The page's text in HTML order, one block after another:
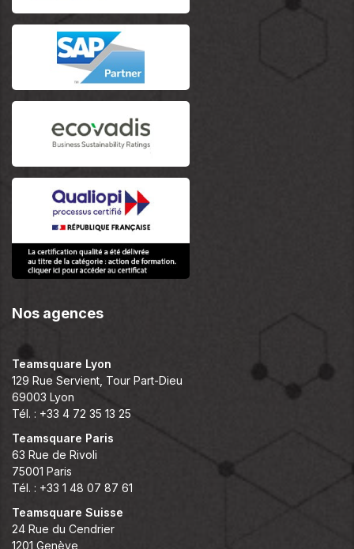
Nos agences
Teamsquare Lyon
129 Rue Servient, Tour Part-Dieu
69003 Lyon
Tél. : +33 4 72 35 13 25
Teamsquare Paris
63 Rue de Rivoli
75001 Paris
Tél. : +33 1 48 07 87 61
Teamsquare Suisse
24 Rue du Cendrier
1201 Genève